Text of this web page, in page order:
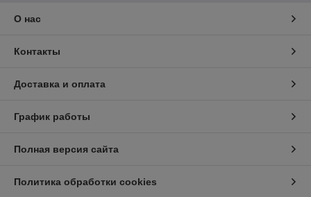
О нас
Контакты
Доставка и оплата
График работы
Полная версия сайта
Политика обработки cookies